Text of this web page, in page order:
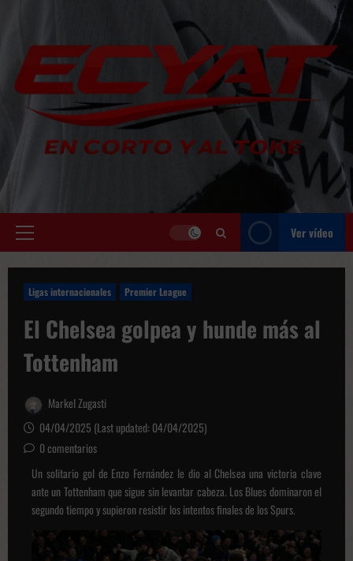
contenido
Menú
Ver vídeo
Ligas internacionales Premier League
El Chelsea golpea y hunde más al
Tottenham
Markel Zugasti
04/04/2025 (Last updated: 04/04/2025)
0 comentarios
Un solitario gol de Enzo Fernández le dio al Chelsea una victoria clave
ante un Tottenham que sigue sin levantar cabeza. Los Blues dominaron el
segundo tiempo y supieron resistir los intentos finales de los Spurs.